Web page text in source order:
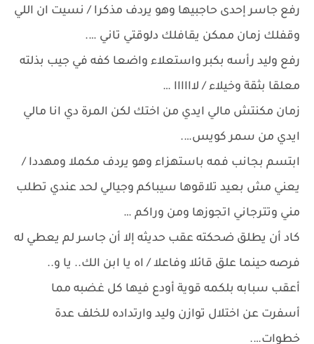
رفع جاسر إحدى حاجبيها وهو يردف مذكرا / نسيت ان اللي
وقفلك زمان ممكن يقافلك دلوقتي تاني ….
رفع وليد رأسه بكبر واستعلاء واضعا كفه في جيب بذلته
معلقا بثقة وخيلاء / لاااااا …
زمان مكنتش مالي ايدي من اختك لكن المرة دي انا مالي
ايدي من سمر كويس….
ابتسم بجانب فمه باستهزاء وهو يردف مكملا ومهددا /
يعني مش بعيد تلاقوها سيباكم وجيالي لحد عندي تطلب
مني وتترجاني اتجوزها ومن وراكم …
كاد أن يطلق ضحكته عقب حديثه إلا أن جاسر لم يعطي له
فرصه حينما علق قائلا وفاعلا / اه يا ابن الك.. يا و..
أعقب سبابه بلكمه قوية أودع فيها كل غضبه مما
أسفرت عن اختلال توازن وليد وارتداده للخلف عدة
خطوات….